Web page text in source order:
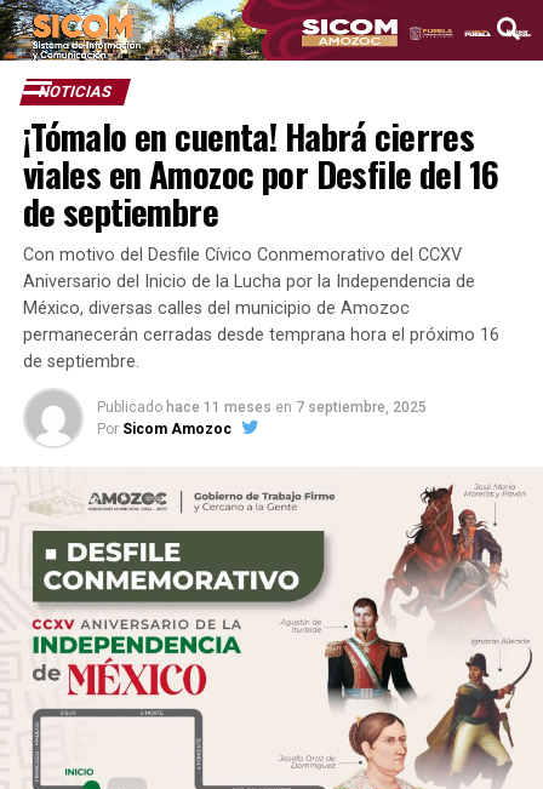
NOTICIAS
¡Tómalo en cuenta! Habrá cierres
viales en Amozoc por Desfile del 16
de septiembre
Con motivo del Desfile Cívico Conmemorativo del CCXV
Aniversario del Inicio de la Lucha por la Independencia de
México, diversas calles del municipio de Amozoc
permanecerán cerradas desde temprana hora el próximo 16
de septiembre.
Publicado hace 11 meses en 7 septiembre, 2025
Por Sicom Amozoc